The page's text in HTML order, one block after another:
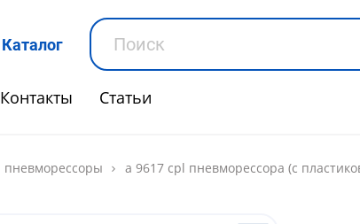
Каталог
Контакты Статьи
пневморессоры a 9617 cpl пневморессора (с